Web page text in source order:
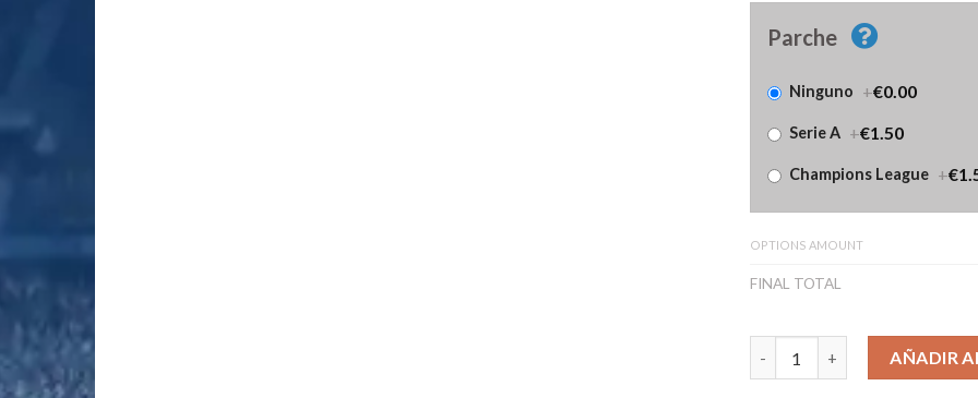
Parche
Ninguno +€0.00
Serie A +€1.50
Champions League +
OPTIONS AMOUNT
FINAL TOTAL
Camiseta SSC Napoli Portero
AÑADIR